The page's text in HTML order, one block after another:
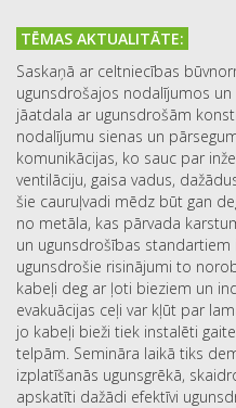
TĒMAS AKTUALITĀTE:
Saskaņā ar celtniecības
ugunsdrošajos nodalījumos
jāatdala ar ugunsdrošām
nodalījumu sienas un
komunikācijas, ko sauc par
ventilāciju, gaisa vadus,
šie cauruļvadi mēdz būt gan
no metāla, kas pārvada
un ugunsdrošības
ugunsdrošie risinājumi to
kabeļi deg ar ļoti bieziem un
evakuācijas ceļi var kļūt par
jo kabeļi bieži tiek instalēti
telpām. Semināra laikā tiks
izplatīšanās ugunsgrēkā,
apskatīti dažādi efektīvi